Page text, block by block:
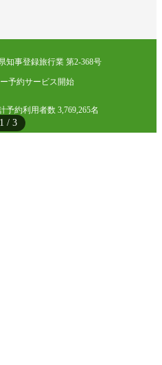
1 / 3
知事登録旅行業 第2-368号
予約サービス開始
予約利用者数 3,769,265名